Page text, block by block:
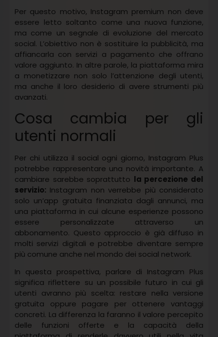
Per questo motivo, Instagram premium non deve
essere letto soltanto come una nuova funzione,
ma come un segnale di evoluzione del mercato
social. L’obiettivo non è sostituire la pubblicità, ma
affiancarla con servizi a pagamento che offrano
valore aggiunto. In altre parole, la piattaforma mira
a monetizzare non solo l’attenzione degli utenti,
ma anche il loro desiderio di avere strumenti più
avanzati.
Cosa cambia per gli
utenti normali
Per chi utilizza il social ogni giorno, Instagram Plus
potrebbe rappresentare una novità importante. A
cambiare sarebbe soprattutto la percezione del
servizio: Instagram non verrebbe più considerato
solo un’app gratuita finanziata dagli annunci, ma
una piattaforma in cui alcune esperienze possono
essere personalizzate attraverso un
abbonamento. Questo approccio è già diffuso in
molti servizi digitali e potrebbe diventare sempre
più comune anche nel mondo dei social network.
In questa prospettiva, parlare di Instagram Plus
significa riflettere su un possibile futuro in cui gli
utenti avranno più scelta: restare nella versione
gratuita oppure pagare per ottenere vantaggi
concreti. La differenza la faranno il valore percepito
delle funzioni offerte e la capacità della